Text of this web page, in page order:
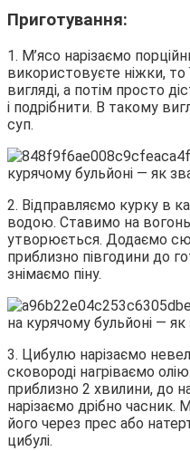
Приготування:
1. М’ясо нарізаємо
використовуєте ніжки,
вигляді, а потім просто
і подрібнити. В такому
суп.
2. Відправляємо курку в
водою. Ставимо на
утворюється. Додаємо
приблизно півгодини до
знімаємо піну.
3. Цибулю нарізаємо
сковороді нагріваємо
приблизно 2 хвилини, до
нарізаємо дрібно
його через прес або
цибулі.